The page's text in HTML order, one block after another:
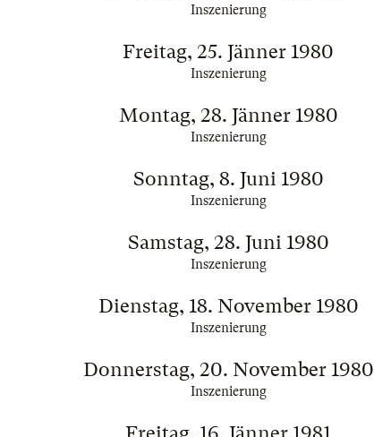
Inszenierung
Freitag, 25. Jänner 1980
Inszenierung
Montag, 28. Jänner 1980
Inszenierung
Sonntag, 8. Juni 1980
Inszenierung
Samstag, 28. Juni 1980
Inszenierung
Dienstag, 18. November 1980
Inszenierung
Donnerstag, 20. November 1980
Inszenierung